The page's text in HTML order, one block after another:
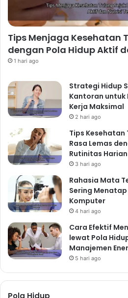
Tips Menjaga Kesehatan
dengan Pola Hidup Aktif
1 hari ago
Strategi Hidup
Kantoran untuk
Kerja Maksimal
2 hari ago
Tips
Rasa Lemas
Rutinitas Harian
3 hari ago
Rahasia Mata
Sering
Komputer
4 hari ago
Cara Efektif
lewat Pola
Manajemen
5 hari ago
Pola Hidup